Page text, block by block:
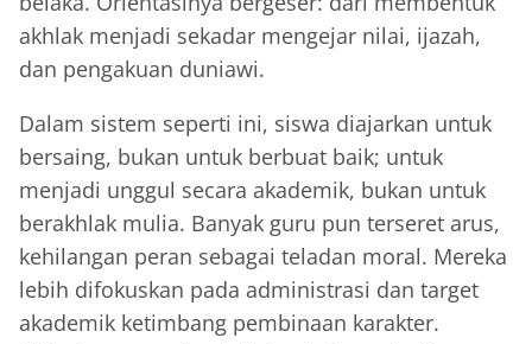
akhlak menjadi sekadar mengejar nilai, ijazah,
dan pengakuan duniawi.
Dalam sistem seperti ini, siswa diajarkan untuk
bersaing, bukan untuk berbuat baik; untuk
menjadi unggul secara akademik, bukan untuk
berakhlak mulia. Banyak guru pun terseret arus,
kehilangan peran sebagai teladan moral. Mereka
lebih difokuskan pada administrasi dan target
akademik ketimbang pembinaan karakter.